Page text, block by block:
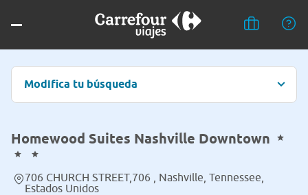
Modifica tu búsqueda
Homewood Suites Nashville Downtown
706 CHURCH STREET,706 , Nashville, Tennessee,
Estados Unidos